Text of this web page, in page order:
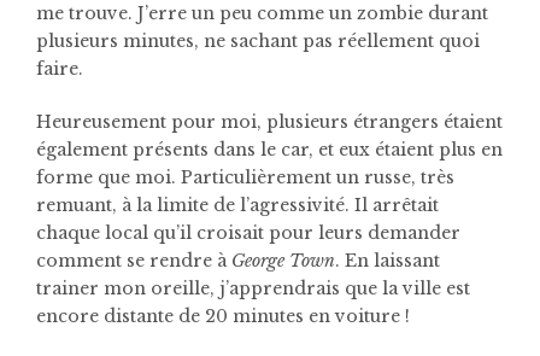
me trouve. J’erre un peu comme un zombie durant
plusieurs minutes, ne sachant pas réellement quoi
faire.
Heureusement pour moi, plusieurs étrangers étaient
également présents dans le car, et eux étaient plus en
forme que moi. Particulièrement un russe, très
remuant, à la limite de l’agressivité. Il arrêtait
chaque local qu’il croisait pour leurs demander
comment se rendre à George Town. En laissant
trainer mon oreille, j’apprendrais que la ville est
encore distante de 20 minutes en voiture !